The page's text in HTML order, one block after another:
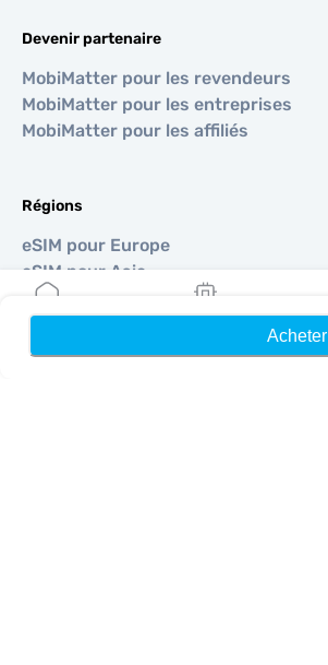
Acheter
Devenir partenaire
MobiMatter pour les revendeurs
MobiMatter pour les entreprises
MobiMatter pour les affiliés
Régions
eSIM pour Europe
eSIM pour Asie
eSIM pour Amériques
eSIM pour Moyen-Orient
eSIM pour Océanie